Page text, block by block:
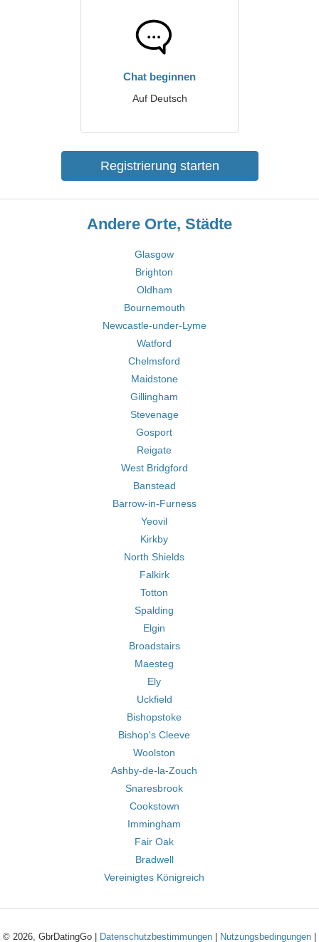
Chat beginnen
Auf Deutsch
Registrierung starten
Andere Orte, Städte
Glasgow
Brighton
Oldham
Bournemouth
Newcastle-under-Lyme
Watford
Chelmsford
Maidstone
Gillingham
Stevenage
Gosport
Reigate
West Bridgford
Banstead
Barrow-in-Furness
Yeovil
Kirkby
North Shields
Falkirk
Totton
Spalding
Elgin
Broadstairs
Maesteg
Ely
Uckfield
Bishopstoke
Bishop's Cleeve
Woolston
Ashby-de-la-Zouch
Snaresbrook
Cookstown
Immingham
Fair Oak
Bradwell
Vereinigtes Königreich
© 2026, GbrDatingGo | Datenschutzbestimmungen Nutzungsbedingungen